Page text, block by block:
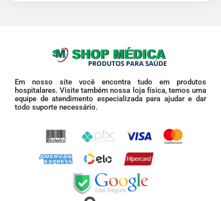
Em nosso site você encontra tudo em produtos
hospitalares. Visite também nossa loja física, temos uma
equipe de atendimento especializada para ajudar e dar
todo suporte necessário.